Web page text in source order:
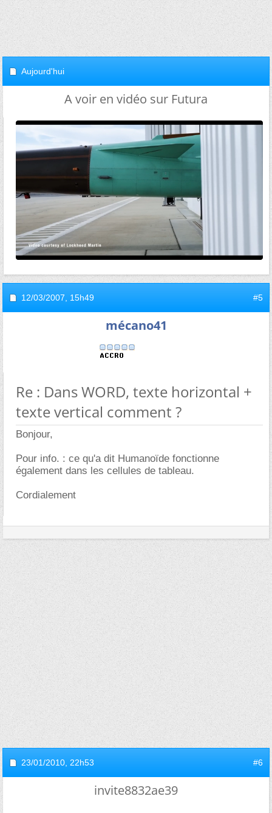
Aujourd'hui
A voir en vidéo sur Futura
12/03/2007, 15h49 #5
mécano41
Re : Dans WORD, texte horizontal +
texte vertical comment ?
Bonjour,
Pour info. : ce qu'a dit Humanoïde fonctionne
également dans les cellules de tableau.
Cordialement
23/01/2010, 22h53 #6
invite8832ae39